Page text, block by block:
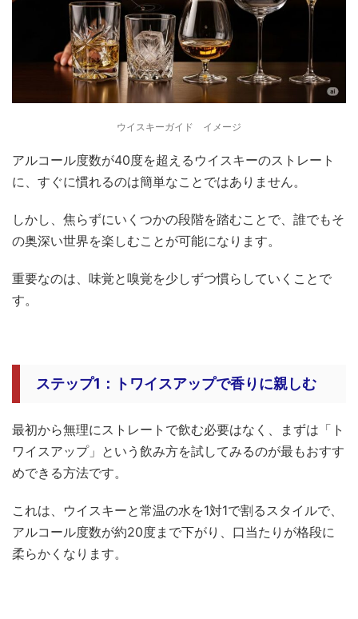
ウイスキーガイド イメージ
アルコール度数が40度を超えるウイスキーのストレート
に、すぐに慣れるのは簡単なことではありません。
しかし、焦らずにいくつかの段階を踏むことで、誰でもそ
の奥深い世界を楽しむことが可能になります。
重要なのは、味覚と嗅覚を少しずつ慣らしていくことで
す。
ステップ1：トワイスアップで香りに親しむ
最初から無理にストレートで飲む必要はなく、まずは「ト
ワイスアップ」という飲み方を試してみるのが最もおすす
めできる方法です。
これは、ウイスキーと常温の水を1対1で割るスタイルで、
アルコール度数が約20度まで下がり、口当たりが格段に
柔らかくなります。